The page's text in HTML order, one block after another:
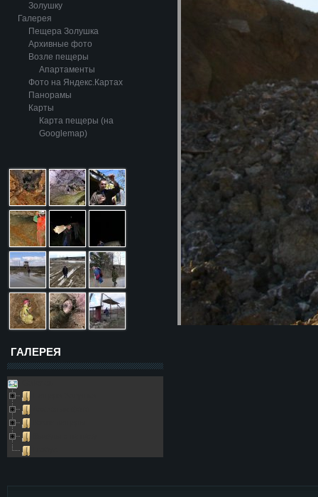
Золушку
Галерея
Пещера Золушка
Архивные фото
Возле пещеры
Апартаменты
Фото на Яндекс.Картах
Панорамы
Карты
Карта пещеры (на
Googlemap)
ГАЛЕРЕЯ